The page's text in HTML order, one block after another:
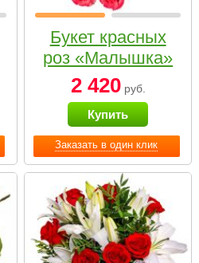
Заказать в один клик
Букет красных
роз «Малышка»
2 420руб.
Купить